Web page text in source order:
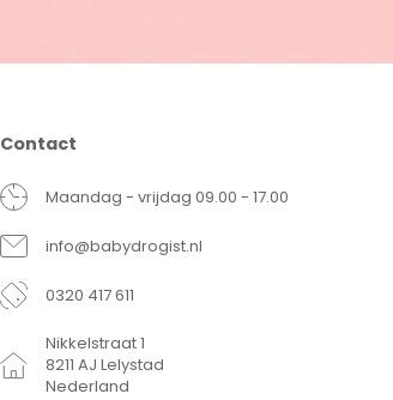
Contact
Maandag - vrijdag 09.00 - 17.00
info@babydrogist.nl
0320 417 611
Nikkelstraat 1
8211 AJ Lelystad
Nederland